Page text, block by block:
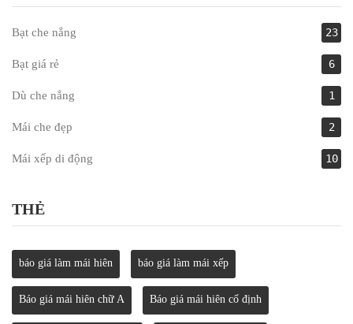
Bạt che nắng 23
Bạt giá rẻ 6
Dù che nắng 1
Mái che đẹp 2
Mái xếp di động 10
THẺ
báo giá làm mái hiên báo giá làm mái xếp
Báo giá mái hiên chữ A Báo giá mái hiên cố định